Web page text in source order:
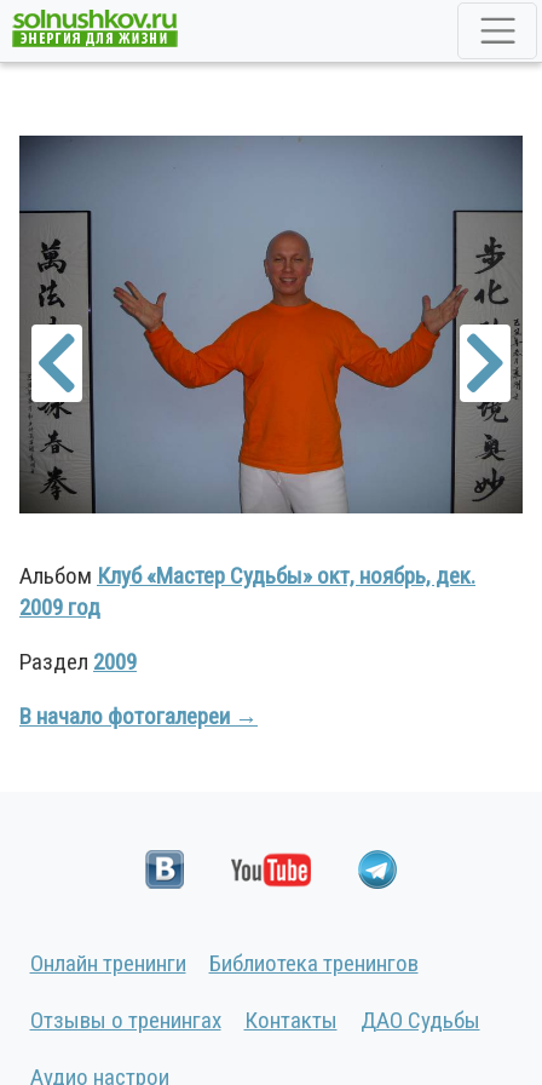
Альбом Клуб «Мастер Судьбы» окт, ноябрь, дек.
2009 год
Раздел 2009
В начало фотогалереи →
Онлайн тренинги Библиотека тренингов
Отзывы о тренингах Контакты ДАО Судьбы
Аудио настрои